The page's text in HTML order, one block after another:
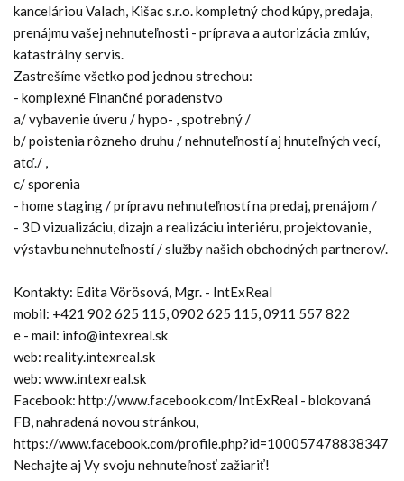
kanceláriou Valach, Kišac s.r.o. kompletný chod kúpy, predaja,
prenájmu vašej nehnuteľnosti - príprava a autorizácia zmlúv,
katastrálny servis.
Zastrešíme všetko pod jednou strechou:
- komplexné Finančné poradenstvo
a/ vybavenie úveru / hypo- , spotrebný /
b/ poistenia rôzneho druhu / nehnuteľností aj hnuteľných vecí,
atď./ ,
c/ sporenia
- home staging / prípravu nehnuteľností na predaj, prenájom /
- 3D vizualizáciu, dizajn a realizáciu interiéru, projektovanie,
výstavbu nehnuteľností / služby našich obchodných partnerov/.
Kontakty: Edita Vörösová, Mgr. - IntExReal
mobil: +421 902 625 115, 0902 625 115, 0911 557 822
e - mail: info@intexreal.sk
web: reality.intexreal.sk
web: www.intexreal.sk
Facebook: http://www.facebook.com/IntExReal - blokovaná
FB, nahradená novou stránkou,
https://www.facebook.com/profile.php?id=100057478838347
Nechajte aj Vy svoju nehnuteľnosť zažiariť!